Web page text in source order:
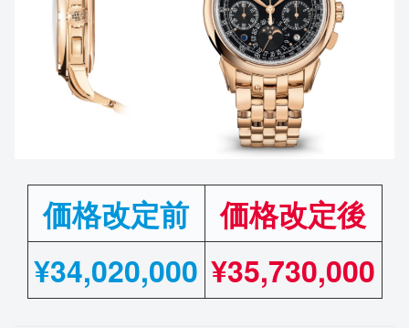
価格改定前
価格改定後
¥34,020,000 ¥35,730,000